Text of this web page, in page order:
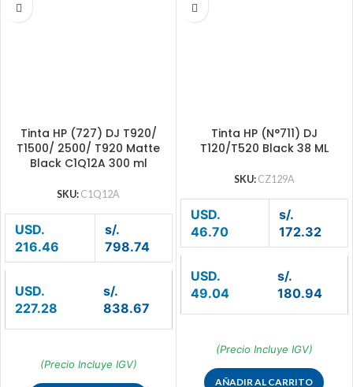
Tinta HP (727) DJ T920/
T1500/ 2500/ T920 Matte
Black C1Q12A 300 ml
SKU: C1Q12A
USD.
216.46
s/.
798.74
USD.
227.28
s/.
838.67
(Precio Incluye IGV)
Tinta HP (N°711) DJ
T120/T520 Black 38 ML
SKU: CZ129A
USD.
46.70
s/.
172.32
USD.
49.04
s/.
180.94
(Precio Incluye IGV)
AÑADIR AL CARRITO